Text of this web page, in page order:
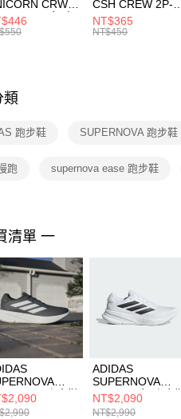
CRW
-160 男女 中
FZ3393100
CSH CREW 2P-
144 EMBRDY 男
女 短統襪
NT$365
NT$450
類
跑步鞋 SUPERNOVA 跑步鞋
跑 supernova ease 跑步鞋
清單 一
M 男 跑步鞋
ADIDAS
SUPERNOVA
EASE W 女 跑步鞋
JH8558
NT$2,090
NT$2,990